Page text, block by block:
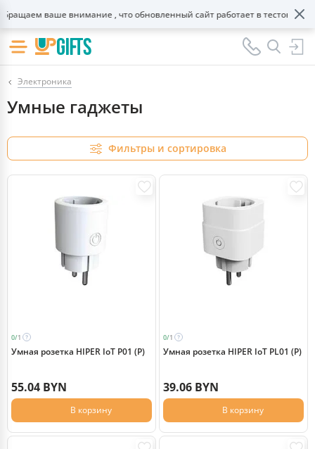
ваше внимание , что обновленный сайт работает в тестовом
Электроника
Умные гаджеты
Фильтры и сортировка
0/1
Умная розетка HIPER IoT P01 (Р)
55.04 BYN
В корзину
0/1
Умная розетка HIPER IoT PL01 (Р)
39.06 BYN
В корзину